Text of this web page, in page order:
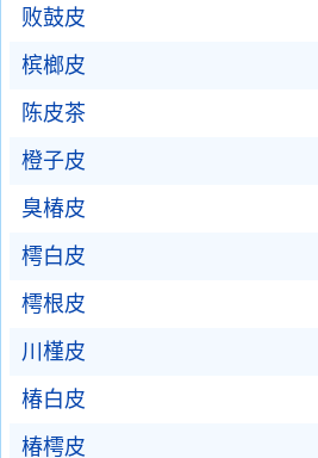
败鼓皮
槟榔皮
陈皮茶
橙子皮
臭椿皮
樗白皮
樗根皮
川槿皮
椿白皮
椿樗皮